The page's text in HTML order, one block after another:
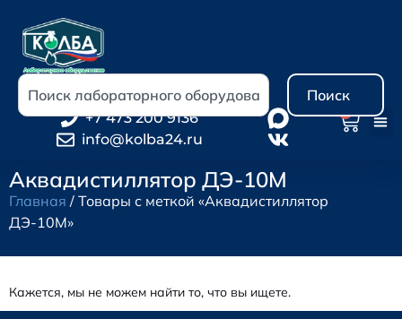
Поиск
+7 473 200 9136
info@kolba24.ru
Аквадистиллятор ДЭ-10М
Главная / Товары с меткой «Аквадистиллятор
ДЭ-10М»
Кажется, мы не можем найти то, что вы ищете.